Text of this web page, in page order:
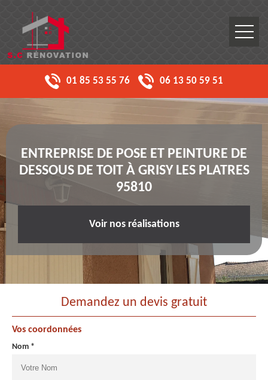
01 85 53 55 76 06 13 50 59 51
ENTREPRISE DE POSE ET PEINTURE DE
DESSOUS DE TOIT À GRISY LES PLATRES
95810
Voir nos réalisations
Demandez un devis gratuit
Vos coordonnées
Nom *